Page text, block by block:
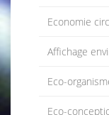
Economie
Affichage
Eco-
Eco-